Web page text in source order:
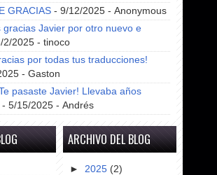
GRACIAS - 9/12/2025 - Anonymous
gracias Javier por otro nuevo e
2025 - tinoco
por todas tus traducciones!
- Gaston
pasaste Javier! Llevaba años
- 5/15/2025 - Andrés
ARCHIVO DEL BLOG
► 2025 (2)